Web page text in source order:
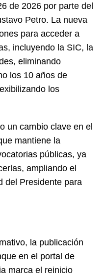
de 2026 por parte del
Petro. La nueva
para acceder a
incluyendo la SIC, la
eliminando
los 10 años de
los
un cambio clave en el
mantiene la
públicas, ya
ampliando el
del Presidente para
la publicación
en el portal de
marca el reinicio